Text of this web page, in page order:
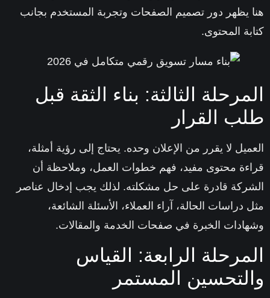
يظهر دور تصميم الصفحات وتجربة المستخدم بجانب
المحتوى.
الثالثة: بناء الثقة قبل
القرار
لا يقرر من الإعلان وحده. يحتاج إلى رؤية أمثلة،
محتوى مفيد، فهم خطوات العمل، وملاحظة أن
قادرة على حل مشكلته. لذلك يجب إدخال عناصر
دراسات الحالة، آراء العملاء، الأسئلة الشائعة،
الخبرة في صفحات الخدمة والمقالات.
الرابعة: القياس
المستمر